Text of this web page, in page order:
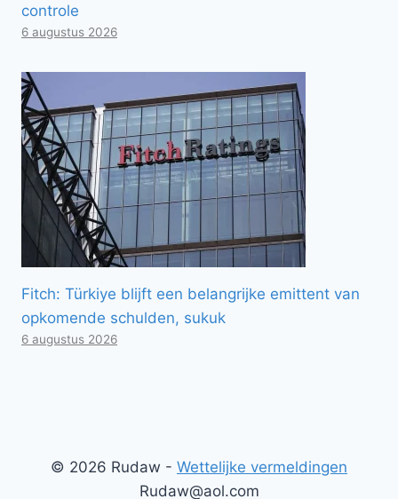
controle
6 augustus 2026
Fitch: Türkiye blijft een belangrijke emittent van
opkomende schulden, sukuk
6 augustus 2026
© 2026 Rudaw - Wettelijke vermeldingen
Rudaw@aol.com